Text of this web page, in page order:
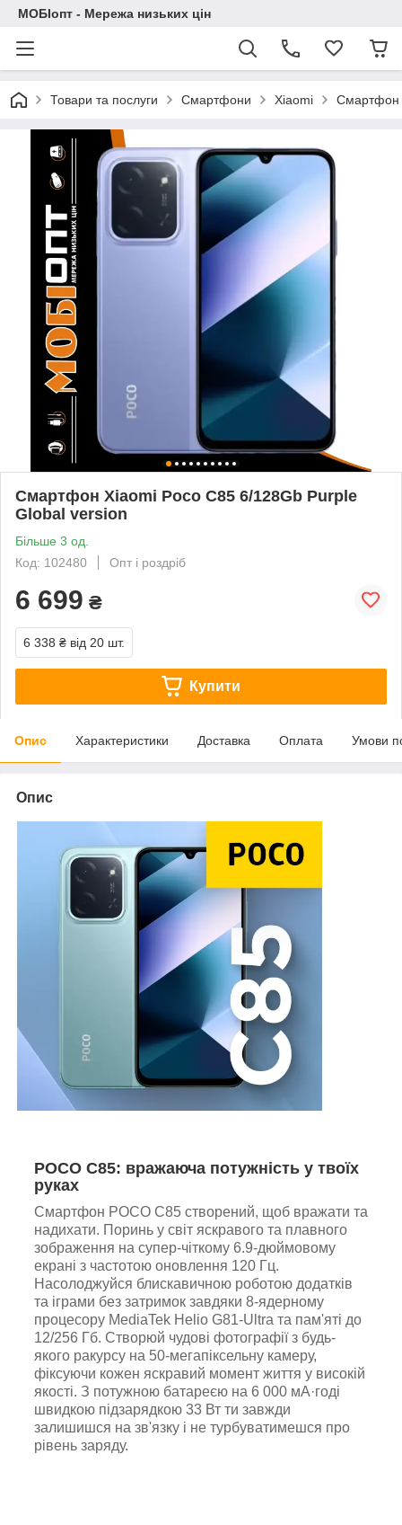
МОБІопт - Мережа низьких цін
Товари та послуги Смартфони Xiaomi Смартфон
Смартфон Xiaomi Poco C85 6/128Gb Purple
Global version
Більше 3 од.
Код: 102480
Опт і роздріб
6 699 ₴
6 338 ₴ від 20 шт.
Купити
Опис Характеристики Доставка Оплата Умови
Опис
POCO C85: вражаюча потужність у твоїх
руках
Смартфон POCO C85 створений, щоб вражати та
надихати. Поринь у світ яскравого та плавного
зображення на супер-чіткому 6.9-дюймовому
екрані з частотою оновлення 120 Гц.
Насолоджуйся блискавичною роботою додатків
та іграми без затримок завдяки 8-ядерному
процесору MediaTek Helio G81-Ultra та пам'яті до
12/256 Гб. Створюй чудові фотографії з будь-
якого ракурсу на 50-мегапіксельну камеру,
фіксуючи кожен яскравий момент життя у високій
якості. З потужною батареєю на 6 000 мА·годі
швидкою підзарядкою 33 Вт ти завжди
залишишся на зв'язку і не турбуватимешся про
рівень заряду.